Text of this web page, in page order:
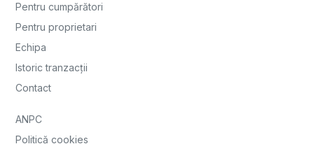
Pentru cumpărători
Pentru proprietari
Echipa
Istoric tranzacții
Contact
ANPC
Politică cookies